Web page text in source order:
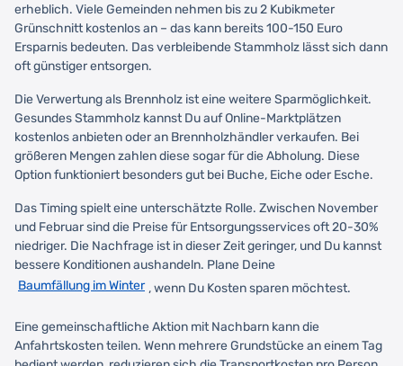
erheblich. Viele Gemeinden nehmen bis zu 2 Kubikmeter
Grünschnitt kostenlos an – das kann bereits 100-150 Euro
Ersparnis bedeuten. Das verbleibende Stammholz lässt sich dann
oft günstiger entsorgen.
Die Verwertung als Brennholz ist eine weitere Sparmöglichkeit.
Gesundes Stammholz kannst Du auf Online-Marktplätzen
kostenlos anbieten oder an Brennholzhändler verkaufen. Bei
größeren Mengen zahlen diese sogar für die Abholung. Diese
Option funktioniert besonders gut bei Buche, Eiche oder Esche.
Das Timing spielt eine unterschätzte Rolle. Zwischen November
und Februar sind die Preise für Entsorgungsservices oft 20-30%
niedriger. Die Nachfrage ist in dieser Zeit geringer, und Du kannst
bessere Konditionen aushandeln. Plane Deine
Baumfällung im Winter , wenn Du Kosten sparen möchtest.
Eine gemeinschaftliche Aktion mit Nachbarn kann die
Anfahrtskosten teilen. Wenn mehrere Grundstücke an einem Tag